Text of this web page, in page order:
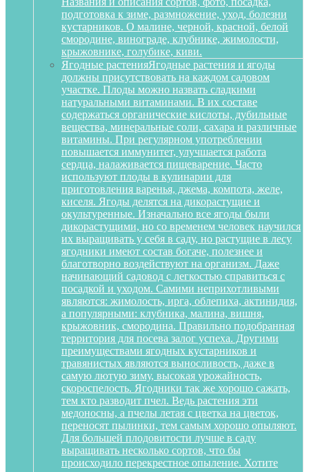
подготовка к зиме, размножение, уход, болезни
кустарников. О малине, черной, красной, белой
смородине, винограде, клубнике, жимолости,
крыжовнике, голубике, киви.
Ягодные растенияЯгодные растения и ягоды
должны присутствовать на каждом садовом
участке. Плоды можно назвать сладкими
натуральными витаминами. В их составе
содержаться органические кислоты, дубильные
вещества, минеральные соли, сахара и различные
витамины. При регулярном употреблении
повышается иммунитет, улучшается работа
сердца, налаживается пищеварение. Часто
используют плоды в кулинарии для
приготовления варенья, джема, компота, желе,
киселя. Ягоды делятся на дикорастущие и
окультуренные. Изначально все ягоды были
дикорастущими, но со временем человек научился
их выращивать у себя в саду, но растущие в лесу
ягодники имеют состав богаче, полезнее и
благотворно воздействуют на организм. Даже
начинающий садовод с легкостью справиться с
посадкой и уходом. Самими неприхотливыми
являются: жимолость, ирга, облепиха, актинидия,
а популярными: клубника, малина, вишня,
крыжовник, смородина. Правильно подобранная
территория для посева залог успеха. Другими
преимуществами ягодных кустарников и
травянистых являются выносливость, даже в
самую лютую зиму, высокая урожайность,
скороспелость. Ягодники так же хорошо сажать,
тем кто разводит пчел. Ведь растения эти
медоносны, а пчелы летая с цветка на цветок,
переносят пылинки, тем самым хорошо опыляют.
Для большей плодовитости лучше в саду
выращивать несколько сортов, что бы
происходило перекрестное опыление. Хотите